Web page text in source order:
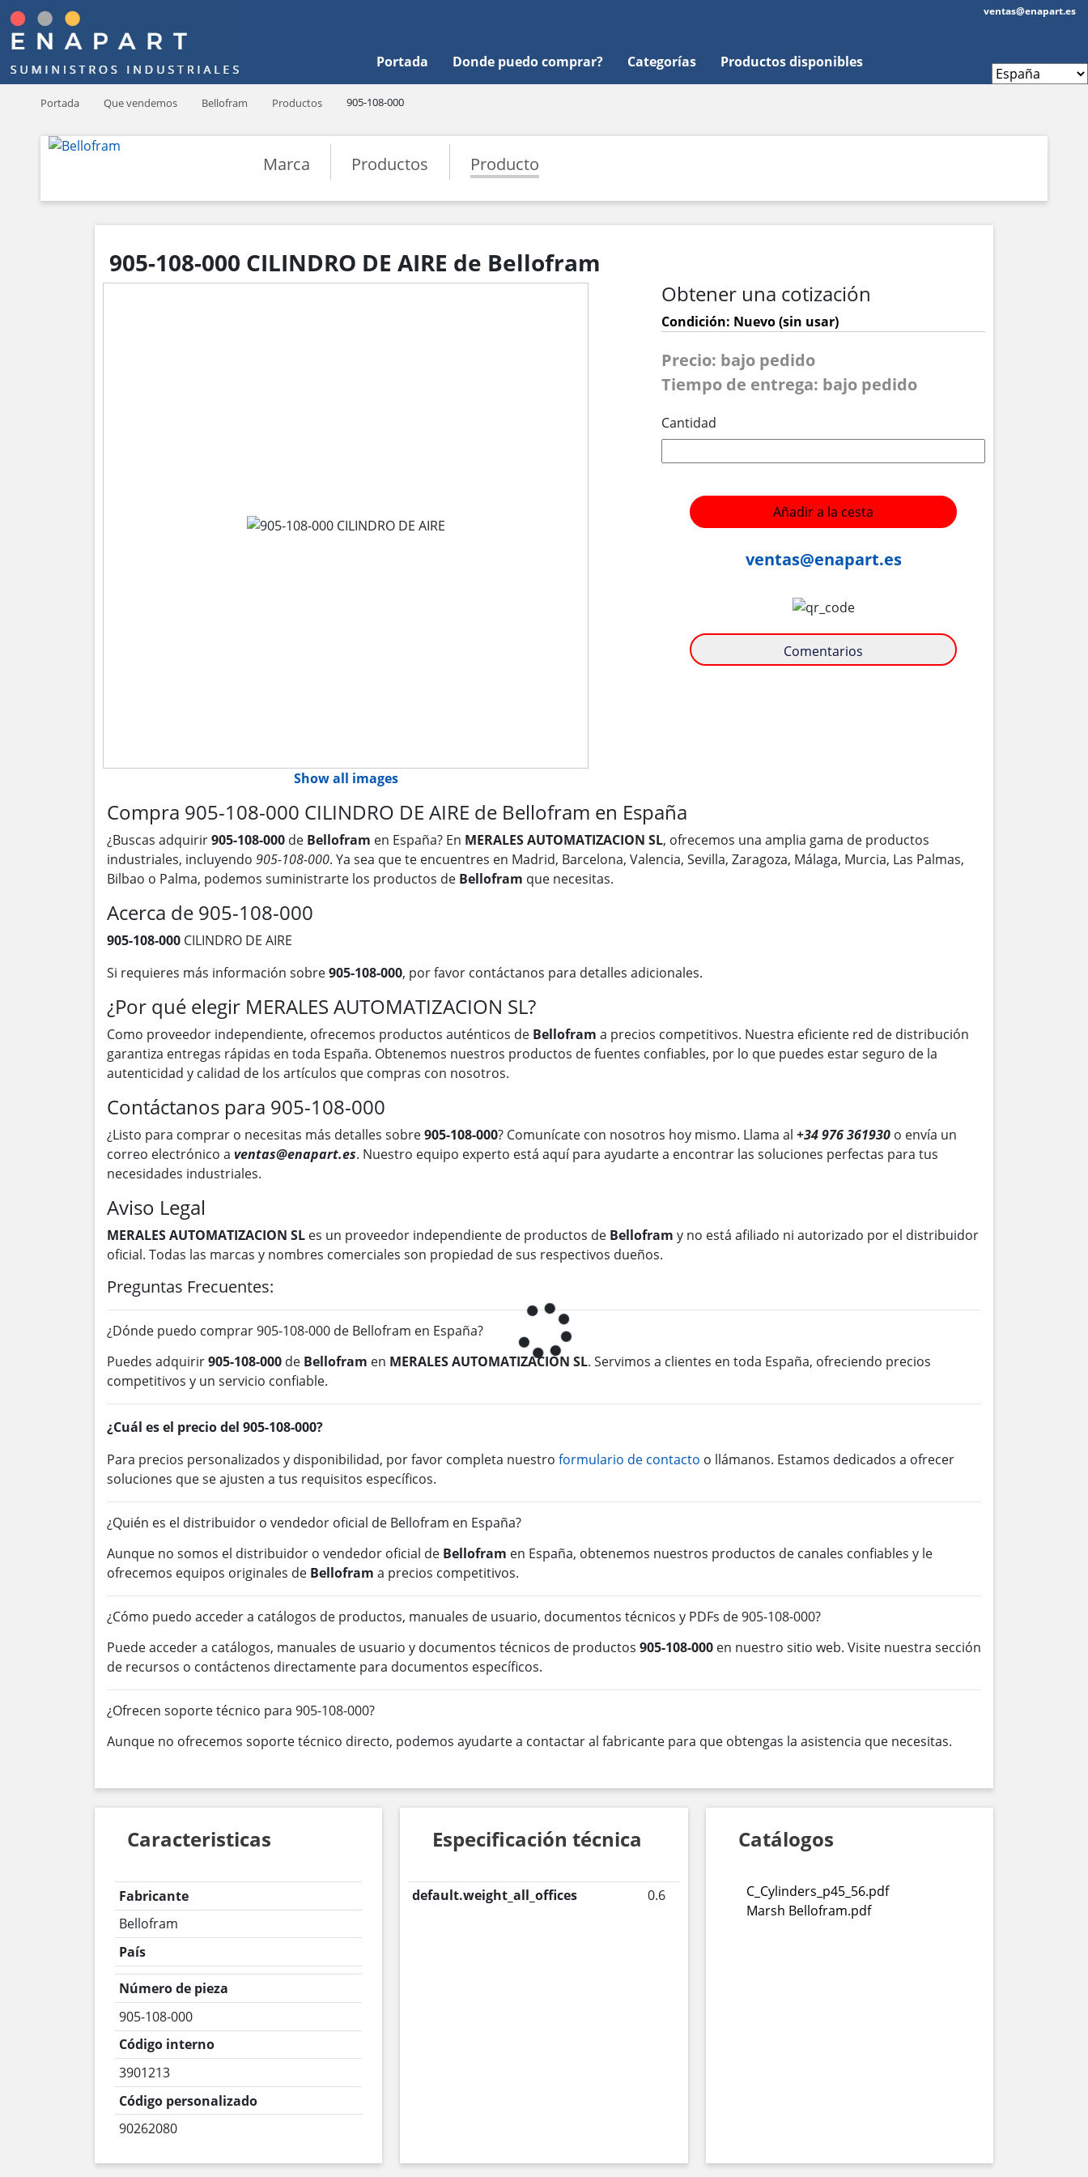
Portada Donde puedo comprar? Categorías Productos disponibles
ventas@enapart.es
Portada Que vendemos Bellofram Productos 905-108-000
Marca Productos Producto
905-108-000 CILINDRO DE AIRE de Bellofram
Show all images
Obtener una cotización
Condición: Nuevo (sin usar)
Precio: bajo pedido
Tiempo de entrega: bajo pedido
Cantidad
Añadir a la cesta
ventas@enapart.es
Comentarios
Compra 905-108-000 CILINDRO DE AIRE de Bellofram en España
¿Buscas adquirir905-108-000 de Bellofram en España? En MERALES AUTOMATIZACION SL, ofrecemos una amplia gama de productos
industriales, incluyendo 905-108-000. Ya sea que te encuentres en Madrid, Barcelona, Valencia, Sevilla, Zaragoza, Málaga, Murcia, Las Palmas,
Bilbao o Palma, podemos suministrarte los productos de Bellofram que necesitas.
Acerca de 905-108-000
905-108-000 CILINDRO DE AIRE
Si requieres más información sobre905-108-000, por favor contáctanos para detalles adicionales.
¿Por qué elegir MERALES AUTOMATIZACION SL?
Como proveedor independiente, ofrecemos productos auténticos de Bellofram a precios competitivos. Nuestra eficiente red de distribución
garantiza entregas rápidas en toda España. Obtenemos nuestros productos de fuentes confiables, por lo que puedes estar seguro de la
autenticidad y calidad de los artículos que compras con nosotros.
Contáctanos para 905-108-000
¿Listo para comprar o necesitas más detalles sobre905-108-000? Comunícate con nosotros hoy mismo. Llama al +34 976 361930 o envía un
correo electrónico a ventas@enapart.es. Nuestro equipo experto está aquí para ayudarte a encontrar las soluciones perfectas para tus
necesidades industriales.
Aviso Legal
MERALES AUTOMATIZACION SL es un proveedor independiente de productos de Bellofram y no está afiliado ni autorizado por el distribuidor
oficial. Todas las marcas y nombres comerciales son propiedad de sus respectivos dueños.
Preguntas Frecuentes:
¿Dónde puedo comprar 905-108-000 de Bellofram en España?
Puedes adquirir905-108-000 de Bellofram en MERALES AUTOMATIZACION SL. Servimos a clientes en toda España, ofreciendo precios
competitivos y un servicio confiable.
¿Cuál es el precio del 905-108-000?
Para precios personalizados y disponibilidad, por favor completa nuestro formulario de contacto o llámanos. Estamos dedicados a ofrecer
soluciones que se ajusten a tus requisitos específicos.
¿Quién es el distribuidor o vendedor oficial de Bellofram en España?
Aunque no somos el distribuidor o vendedor oficial de Bellofram en España, obtenemos nuestros productos de canales confiables y le
ofrecemos equipos originales de Bellofram a precios competitivos.
¿Cómo puedo acceder a catálogos de productos, manuales de usuario, documentos técnicos y PDFs de 905-108-000?
Puede acceder a catálogos, manuales de usuario y documentos técnicos de productos 905-108-000 en nuestro sitio web. Visite nuestra sección
de recursos o contáctenos directamente para documentos específicos.
¿Ofrecen soporte técnico para 905-108-000?
Aunque no ofrecemos soporte técnico directo, podemos ayudarte a contactar al fabricante para que obtengas la asistencia que necesitas.
Caracteristicas
Fabricante
Bellofram
País
Número de pieza
905-108-000
Código interno
3901213
Código personalizado
90262080
Especificación técnica
default.weight_all_offices 0.6
Catálogos
C_Cylinders_p45_56.pdf
Marsh Bellofram.pdf